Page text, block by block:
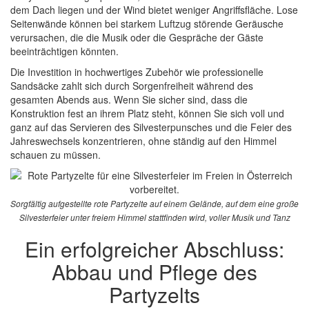
dem Dach liegen und der Wind bietet weniger Angriffsfläche. Lose
Seitenwände können bei starkem Luftzug störende Geräusche
verursachen, die die Musik oder die Gespräche der Gäste
beeinträchtigen könnten.
Die Investition in hochwertiges Zubehör wie professionelle
Sandsäcke zahlt sich durch Sorgenfreiheit während des
gesamten Abends aus. Wenn Sie sicher sind, dass die
Konstruktion fest an ihrem Platz steht, können Sie sich voll und
ganz auf das Servieren des Silvesterpunsches und die Feier des
Jahreswechsels konzentrieren, ohne ständig auf den Himmel
schauen zu müssen.
Sorgfältig aufgestellte rote Partyzelte auf einem Gelände, auf dem eine große
Silvesterfeier unter freiem Himmel stattfinden wird, voller Musik und Tanz
Ein erfolgreicher Abschluss:
Abbau und Pflege des
Partyzelts